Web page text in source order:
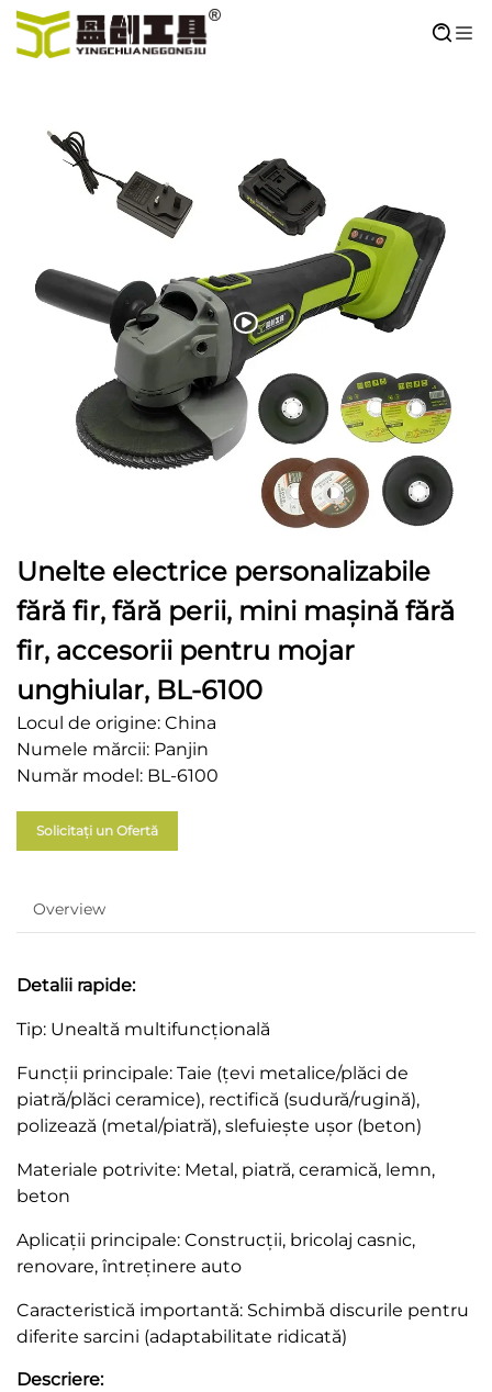
Unelte electrice personalizabile
fără fir, fără perii, mini mașină fără
fir, accesorii pentru mojar
unghiular, BL-6100
Locul de origine: China
Numele mărcii: Panjin
Număr model: BL-6100
Solicitați un Ofertă
Overview
Detalii rapide:
Tip: Unealtă multifuncțională
Funcții principale: Taie (țevi metalice/plăci de
piatră/plăci ceramice), rectifică (sudură/rugină),
polizează (metal/piatră), slefuiește ușor (beton)
Materiale potrivite: Metal, piatră, ceramică, lemn,
beton
Aplicații principale: Construcții, bricolaj casnic,
renovare, întreținere auto
Caracteristică importantă: Schimbă discurile pentru
diferite sarcini (adaptabilitate ridicată)
Descriere: